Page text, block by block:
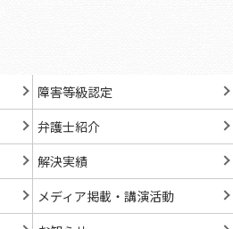
障害等級認定
弁護士紹介
解決実績
メディア掲載・講演活動